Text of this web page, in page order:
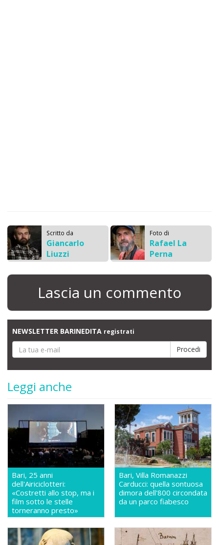
Scritto da
Giancarlo
Liuzzi
Foto di
Rafael La
Perna
Lascia un commento
NEWSLETTER BARINEDITA registrati
Leggi anche
Bari, 25 anni
dell'Airiciclotteri:
«Costretti allo stop, ma i
film sotto le stelle
torneranno presto»
Bari, Villa Romanazzi
Carducci: quella sontuosa
dimora dell'800 circondata
da un parco fiabesco